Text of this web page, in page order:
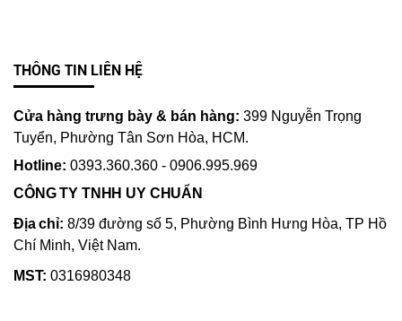
THÔNG TIN LIÊN HỆ
Cửa hàng trưng bày & bán hàng: 399 Nguyễn Trọng
Tuyển, Phường Tân Sơn Hòa, HCM.
Hotline: 0393.360.360 - 0906.995.969
CÔNG TY TNHH UY CHUẨN
Địa chỉ: 8/39 đường số 5, Phường Bình Hưng Hòa, TP Hồ
Chí Minh, Việt Nam.
MST: 0316980348